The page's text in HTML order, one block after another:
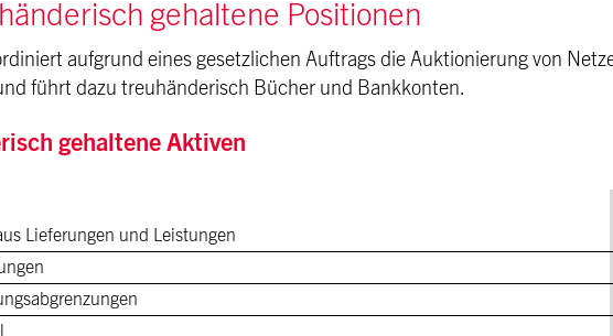
gehaltene Positionen
aufgrund eines gesetzlichen Auftrags die Auktionierung von
führt dazu treuhänderisch Bücher und Bankkonten.
gehaltene Aktiven
Lieferungen und Leistungen